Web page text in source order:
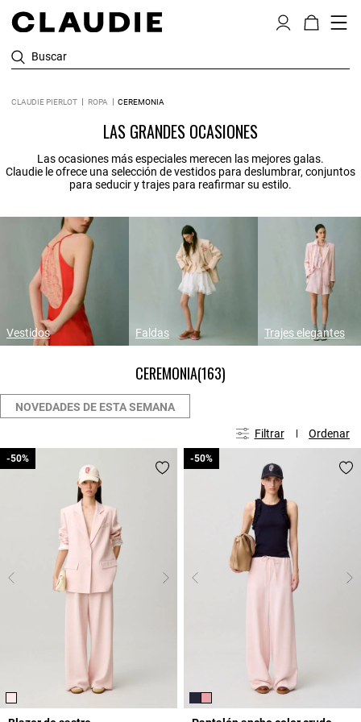
Buscar
CLAUDIE PIERLOT ROPA CEREMONIA
LAS GRANDES OCASIONES
Las ocasiones más especiales merecen las mejores galas.
Claudie le ofrece una selección de vestidos para deslumbrar, conjuntos
para seducir y trajes para reafirmar su estilo.
Vestidos Faldas Trajes elegantes
CEREMONIA(163)
NOVEDADES DE ESTA SEMANA
Filtrar Ordenar
-50%
-50% -50%
-50%